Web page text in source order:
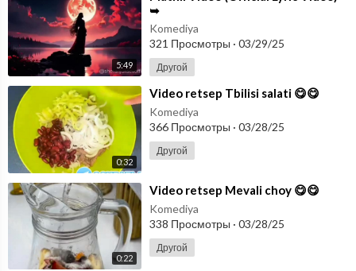
5:49
➥
Komediya
321 Просмотры · 03/29/25
Другой
0:32
⁣Video retsep Tbilisi salati 😋😋
Komediya
366 Просмотры · 03/28/25
Другой
0:22
⁣Video retsep Mevali choy 😋😋
Komediya
338 Просмотры · 03/28/25
Другой